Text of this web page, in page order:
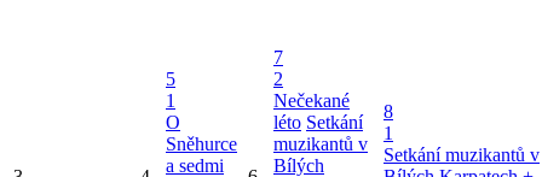
5
1
O
Sněhurce
a sedmi
7
2
Nečekané
léto Setkání
muzikantů v
Bílých
8
1
Setkání muzikantů v